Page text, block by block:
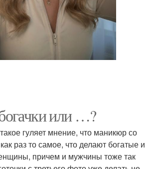
или …?
гуляет мнение, что маникюр со
раз то самое, что делают богатые и
причем и мужчины тоже так